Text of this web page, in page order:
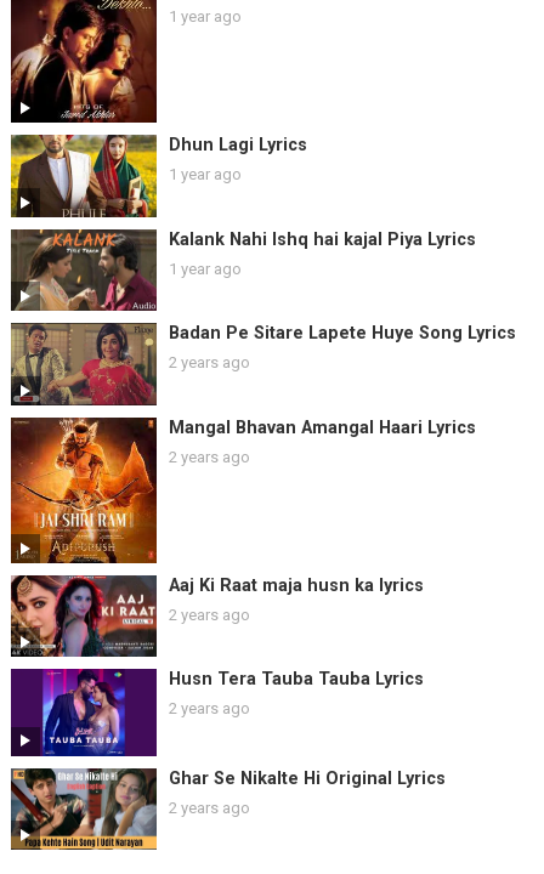
1 year ago
Dhun Lagi Lyrics
1 year ago
Kalank Nahi Ishq hai kajal Piya Lyrics
1 year ago
Badan Pe Sitare Lapete Huye Song Lyrics
2 years ago
Mangal Bhavan Amangal Haari Lyrics
2 years ago
Aaj Ki Raat maja husn ka lyrics
2 years ago
Husn Tera Tauba Tauba Lyrics
2 years ago
Ghar Se Nikalte Hi Original Lyrics
2 years ago